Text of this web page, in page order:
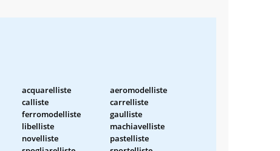
acquarelliste
aeromodelliste
calliste
carrelliste
ferromodelliste
gaulliste
libelliste
machiavelliste
novelliste
pastelliste